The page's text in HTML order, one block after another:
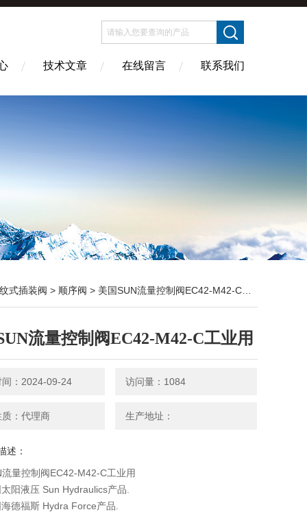
技术文章 在线留言 联系我们
式插装阀 > 顺序阀 > 美国SUN流量控制阀EC42-M42-C工业用
流量控制阀EC42-M42-C工业用
间：2024-09-24 访问量：1084
：代理商 生产地址：
述：
量控制阀EC42-M42-C工业用
阳液压 Sun Hydraulics产品.
德福斯 Hydra Force产品.